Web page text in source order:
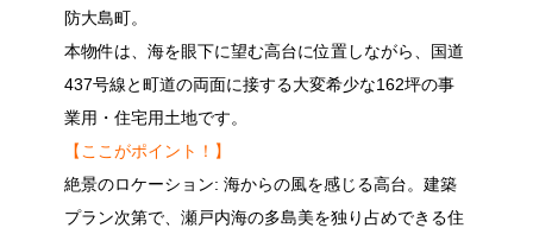
防大島町。
本物件は、海を眼下に望む高台に位置しながら、国道
437号線と町道の両面に接する大変希少な162坪の事
業用・住宅用土地です。
【ここがポイント！】
絶景のロケーション: 海からの風を感じる高台。建築
プラン次第で、瀬戸内海の多島美を独り占めできる住